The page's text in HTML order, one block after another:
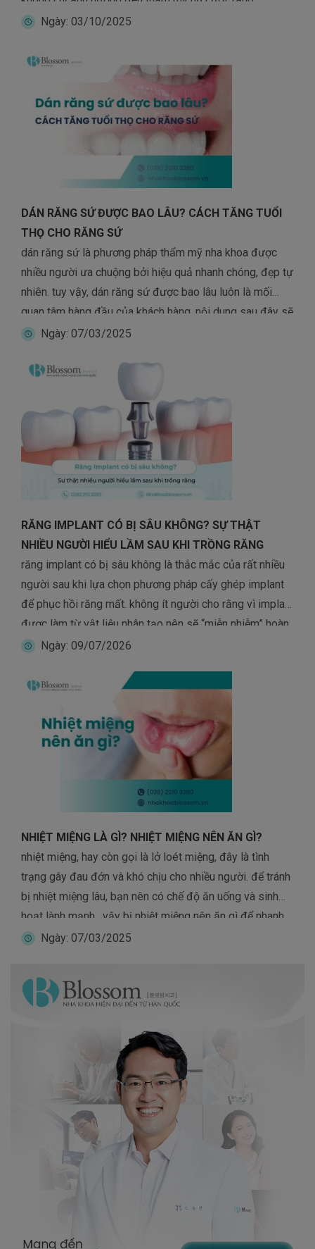
hutchinson còn tiềm ẩn nhiều vấn đề về sức khỏe răng
Ngày: 03/10/2025
DÁN RĂNG SỨ ĐƯỢC BAO LÂU? CÁCH TĂNG TUỔI
THỌ CHO RĂNG SỨ
dán răng sứ là phương pháp thẩm mỹ nha khoa được
nhiều người ưa chuộng bởi hiệu quả nhanh chóng, đẹp tự
nhiên. tuy vậy, dán răng sứ được bao lâu luôn là mối
quan tâm hàng đầu của khách hàng. nội dung sau đây sẽ
giải đáp thắc mắc này và chia sẻ bí […]
Ngày: 07/03/2025
RĂNG IMPLANT CÓ BỊ SÂU KHÔNG? SỰ THẬT
NHIỀU NGƯỜI HIỂU LẦM SAU KHI TRỒNG RĂNG
răng implant có bị sâu không là thắc mắc của rất nhiều
người sau khi lựa chọn phương pháp cấy ghép implant
để phục hồi răng mất. không ít người cho rằng vì implant
được làm từ vật liệu nhân tạo nên sẽ “miễn nhiễm” hoàn
toàn với mọi bệnh lý răng miệng. tuy nhiên, […]
Ngày: 09/07/2026
NHIỆT MIỆNG LÀ GÌ? NHIỆT MIỆNG NÊN ĂN GÌ?
nhiệt miệng, hay còn gọi là lở loét miệng, đây là tình
trạng gây đau đớn và khó chịu cho nhiều người. để tránh
bị nhiệt miệng lâu, bạn nên có chế độ ăn uống và sinh
hoạt lành mạnh. vậy bị nhiệt miệng nên ăn gì để nhanh
chóng khỏi và tránh tái phát […]
Ngày: 07/03/2025